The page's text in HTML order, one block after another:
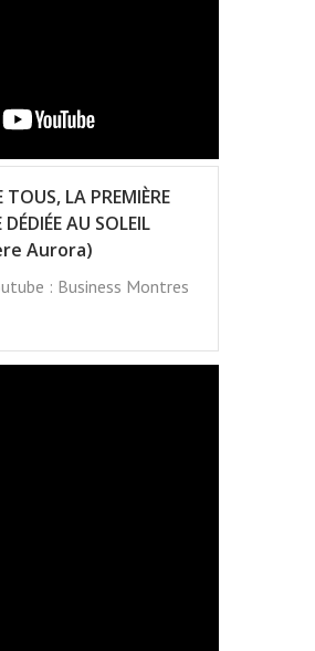
LA PREMIÈRE
AU SOLEIL
Aurora)
: Business Montres